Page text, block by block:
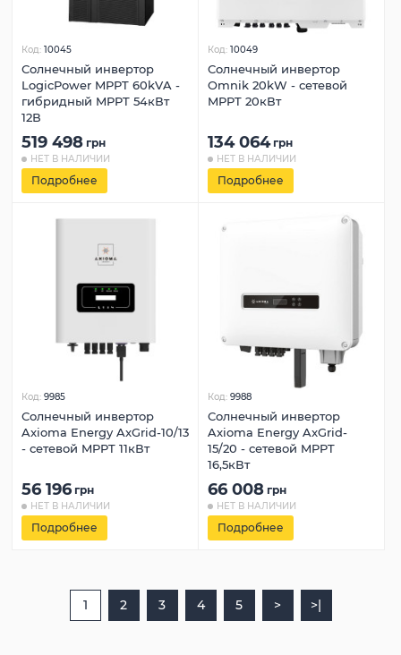
Код: 10045
Солнечный инвертор
LogicPower MPPT 60kVA -
гибридный MPPT 54кВт
12В
519 498 грн
НЕТ В НАЛИЧИИ
Подробнее
Код: 10049
Солнечный инвертор
Omnik 20kW - сетевой
MPPT 20кВт
134 064 грн
НЕТ В НАЛИЧИИ
Подробнее
Код: 9985
Солнечный инвертор
Axioma Energy AxGrid-10/13
- сетевой MPPT 11кВт
56 196 грн
НЕТ В НАЛИЧИИ
Подробнее
Код: 9988
Солнечный инвертор
Axioma Energy AxGrid-
15/20 - сетевой MPPT
16,5кВт
66 008 грн
НЕТ В НАЛИЧИИ
Подробнее
1 2 3 4 5 > >|